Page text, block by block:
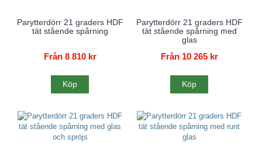
Parytterdörr 21 graders HDF
tät stående spårning
Från 8 810 kr
Köp
Parytterdörr 21 graders HDF
tät stående spårning med
glas
Från 10 265 kr
Köp